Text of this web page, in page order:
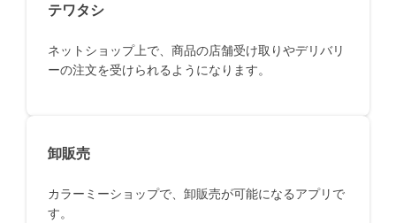
テワタシ
ネットショップ上で、商品の店舗受け取りやデリバリ
ーの注文を受けられるようになります。
卸販売
カラーミーショップで、卸販売が可能になるアプリで
す。